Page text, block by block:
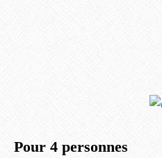
Pour 4 personnes